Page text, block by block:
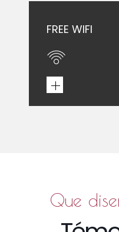
FREE WIFI
Que